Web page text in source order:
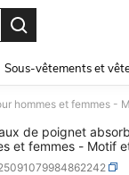
Sous-vêtements et
de poignet
et femmes - Motif
le basket-ball, la